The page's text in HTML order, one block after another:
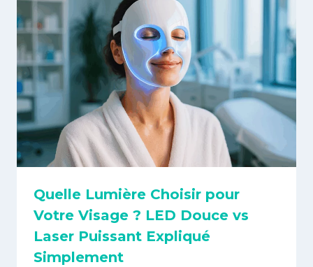
Quelle Lumière Choisir pour
Votre Visage ? LED Douce vs
Laser Puissant Expliqué
Simplement